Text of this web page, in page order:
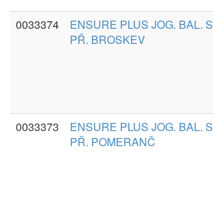
0033374
ENSURE PLUS JOG. BAL. S
PŘ. BROSKEV
0033373
ENSURE PLUS JOG. BAL. S
PŘ. POMERANČ